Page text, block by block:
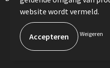
© Copyright
website wordt vermeld.
Weigeren